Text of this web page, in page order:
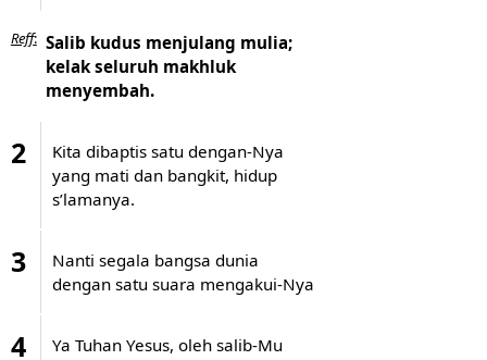
Reff: Salib kudus menjulang mulia;
kelak seluruh makhluk
menyembah.
2
Kita dibaptis satu dengan-Nya
yang mati dan bangkit, hidup
s’lamanya.
3
Nanti segala bangsa dunia
dengan satu suara mengakui-Nya
4
Ya Tuhan Yesus, oleh salib-Mu